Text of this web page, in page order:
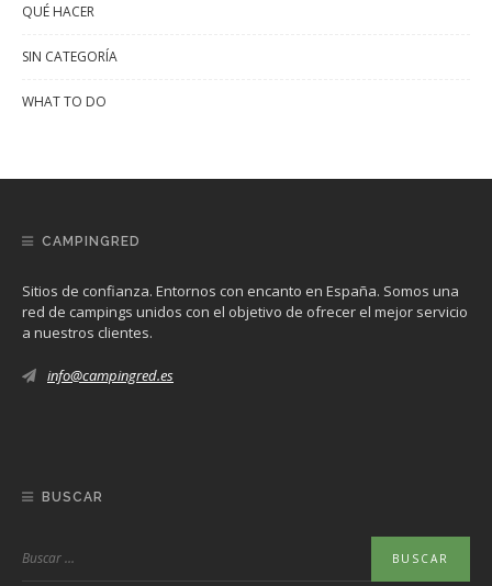
QUÉ HACER
SIN CATEGORÍA
WHAT TO DO
CAMPINGRED
Sitios de confianza. Entornos con encanto en España. Somos una
red de campings unidos con el objetivo de ofrecer el mejor servicio
a nuestros clientes.
info@campingred.es
BUSCAR